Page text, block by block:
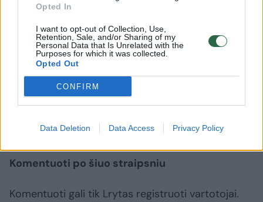
Opted In
I want to opt-out of Collection, Use,
Retention, Sale, and/or Sharing of my
Personal Data that Is Unrelated with the
Purposes for which it was collected.
Opted Out
CONFIRM
Data Deletion Data Access Privacy Policy
Pasak jo, verta peržiūrėti automobilyje iš
ar jiems ten tikrai vieta. Vežiotis tai, kas nėra
būtina, tikrai neverta.
automobilių vagystės ^Instant
Komentuoti po šiuo straipsniu
Komentuoti gali tik Lrytas registruoti vartotojai.